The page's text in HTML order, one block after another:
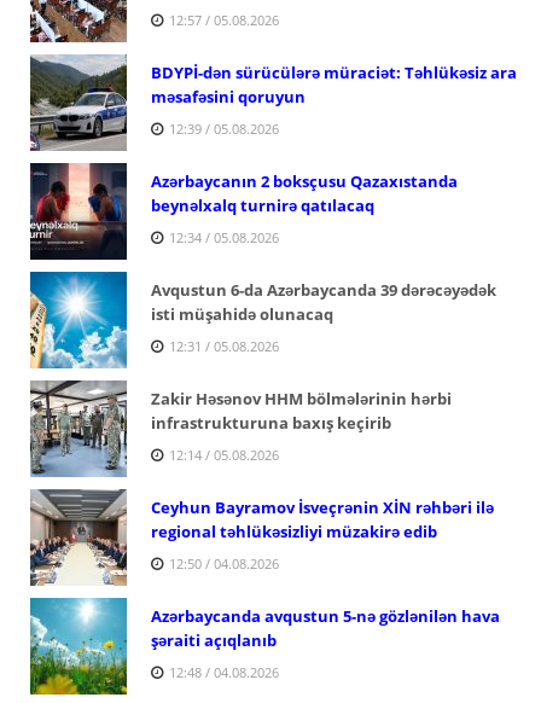
12:57 / 05.08.2026
BDYPİ-dən sürücülərə müraciət: Təhlükəsiz ara
məsafəsini qoruyun
12:39 / 05.08.2026
Azərbaycanın 2 boksçusu Qazaxıstanda
beynəlxalq turnirə qatılacaq
12:34 / 05.08.2026
Avqustun 6-da Azərbaycanda 39 dərəcəyədək
isti müşahidə olunacaq
12:31 / 05.08.2026
Zakir Həsənov HHM bölmələrinin hərbi
infrastrukturuna baxış keçirib
12:14 / 05.08.2026
Ceyhun Bayramov İsveçrənin XİN rəhbəri ilə
regional təhlükəsizliyi müzakirə edib
12:50 / 04.08.2026
Azərbaycanda avqustun 5-nə gözlənilən hava
şəraiti açıqlanıb
12:48 / 04.08.2026